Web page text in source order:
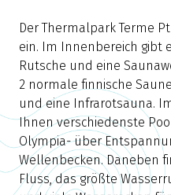
Der Thermalpark Terme
ein. Im Innenbereich gibt
Rutsche und eine
2 normale finnische
und eine Infrarotsauna.
Ihnen verschiedenste
Olympia- über
Wellenbecken. Daneben
Fluss, das größte